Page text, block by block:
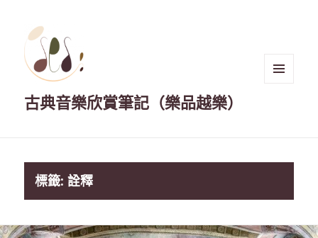
古典音樂欣賞筆記（樂品越樂）
標籤:詮釋